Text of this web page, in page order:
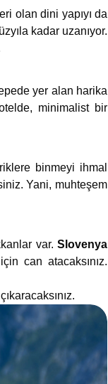
olan dini yapıyı da
kadar uzanıyor.
yer alan harika
minimalist bir
binmeyi ihmal
Yani, muhteşem
var. Slovenya
can atacaksınız.